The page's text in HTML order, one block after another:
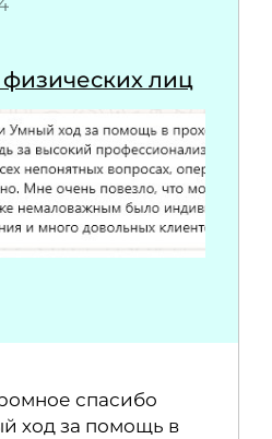
физических лиц
спасибо
ход за помощь в